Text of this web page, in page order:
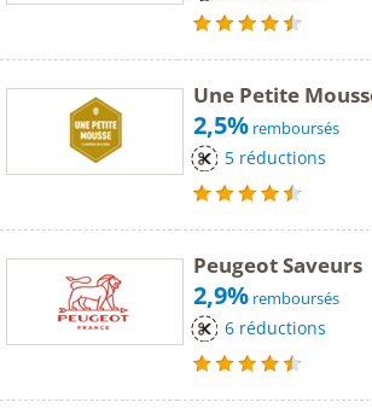
Une Petite
2,5% remboursés
5 réductions
Peugeot Saveurs
2,9% remboursés
6 réductions